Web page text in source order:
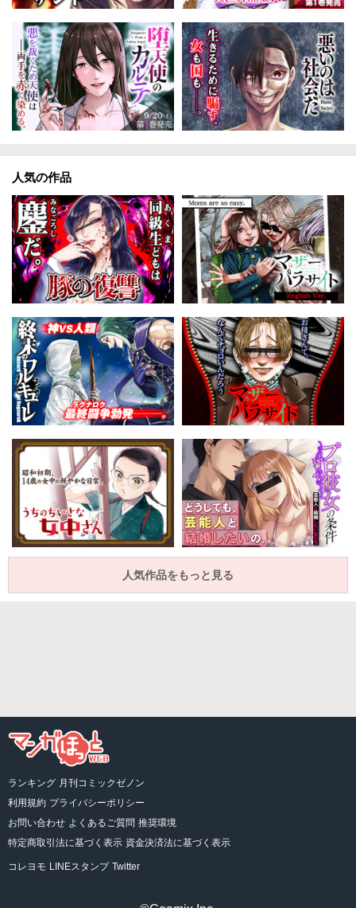
人気の作品
人気作品をもっと見る
ランキング 月刊コミックゼノン
利用規約 プライバシーポリシー
お問い合わせ よくあるご質問 推奨環境
特定商取引法に基づく表示 資金決済法に基づく表示
コレヨモ LINEスタンプ Twitter